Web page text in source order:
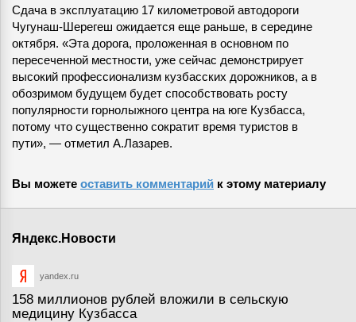
Сдача в эксплуатацию 17 километровой автодороги
Чугунаш-Шерегеш ожидается еще раньше, в середине
октября. «Эта дорога, проложенная в основном по
пересеченной местности, уже сейчас демонстрирует
высокий профессионализм кузбасских дорожников, а в
обозримом будущем будет способствовать росту
популярности горнолыжного центра на юге Кузбасса,
потому что существенно сократит время туристов в
пути», — отметил А.Лазарев.
Вы можете оставить комментарий к этому материалу
Яндекс.Новости
yandex.ru
158 миллионов рублей вложили в сельскую
медицину Кузбасса